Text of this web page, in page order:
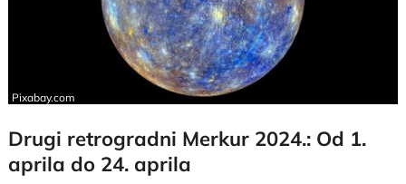
Pixabay.com
Drugi retrogradni Merkur 2024.: Od 1.
aprila do 24. aprila